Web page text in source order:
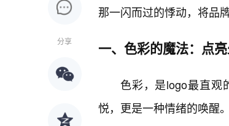
分享
那一闪而过的悸动，将品
一、色彩的魔法：点
色彩，是logo最直观
悦，更是一种情绪的唤醒。